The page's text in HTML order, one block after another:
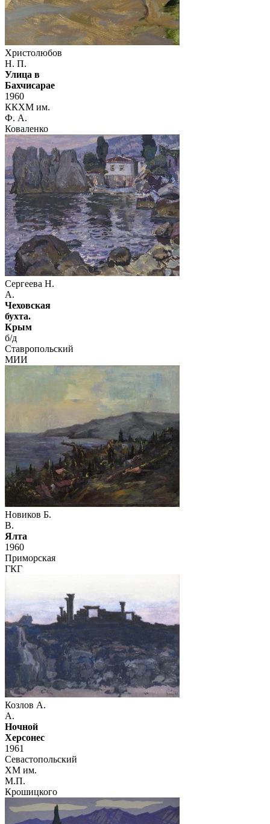
Христолюбов
Н. П.
Улица в
Бахчисарае
1960
ККХМ им.
Ф. А.
Коваленко
Сергеева Н.
А.
Чеховская
бухта.
Крым
б/д
Ставропольский
МИИ
Новиков Б.
В.
Ялта
1960
Приморская
ГКГ
Козлов А.
А.
Ночной
Херсонес
1961
Севастопольский
ХМ им.
М.П.
Крошицкого